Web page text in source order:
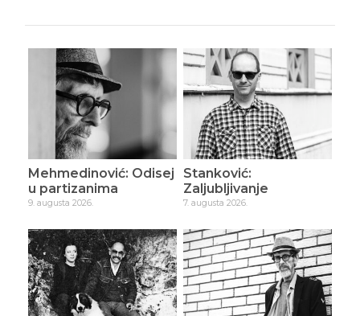
Mehmedinović: Odisej
u partizanima
9. augusta 2026.
Stanković:
Zaljubljivanje
7. augusta 2026.